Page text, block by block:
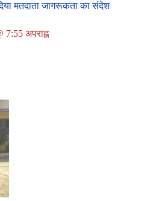
मतदाता जागरूकता का संदेश
अपराह्न